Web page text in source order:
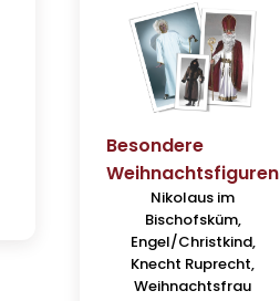
Besondere
Weihnachtsfiguren
Nikolaus im
Bischofsküm,
Engel/Christkind,
Knecht Ruprecht,
Weihnachtsfrau